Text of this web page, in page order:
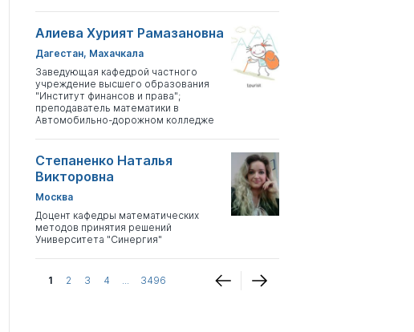
Алиева Хурият Рамазановна
Дагестан, Махачкала
Заведующая кафедрой частного
учреждение высшего образования
"Институт финансов и права";
преподаватель математики в
Автомобильно-дорожном колледже
Степаненко Наталья
Викторовна
Москва
Доцент кафедры математических
методов принятия решений
Университета "Синергия"
1 2 3 4 ... 3496